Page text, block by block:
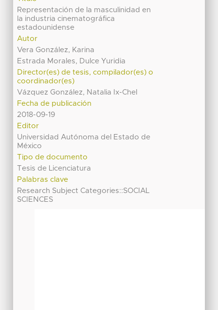
Representación de la masculinidad en
la industria cinematográfica
estadounidense
Autor
Vera González, Karina
Estrada Morales, Dulce Yuridia
Director(es) de tesis, compilador(es) o
coordinador(es)
Vázquez González, Natalia Ix-Chel
Fecha de publicación
2018-09-19
Editor
Universidad Autónoma del Estado de
México
Tipo de documento
Tesis de Licenciatura
Palabras clave
Research Subject Categories::SOCIAL
SCIENCES